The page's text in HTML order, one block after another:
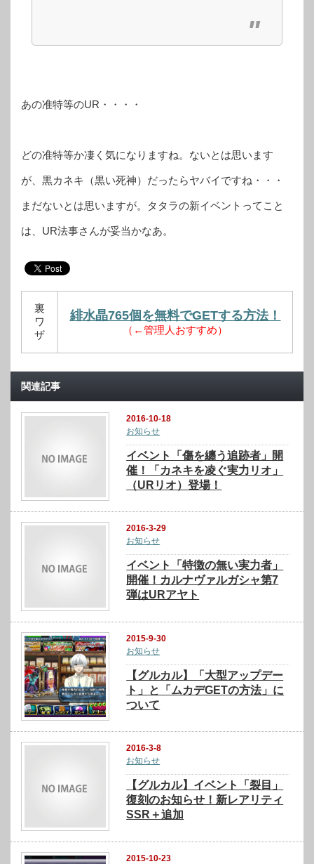
あの准特等のUR・・・・
どの准特等か凄く気になりますね。ないとは思います
が、黒カネキ（黒い死神）だったらヤバイですね・・・
まだないとは思いますが。タタラの新イベントってこと
は、UR法事さんが妥当かなあ。
裏
ワ
ザ
緋水晶765個を無料でGETする方法！
（←管理人おすすめ）
関連記事
2016-10-18
お知らせ
イベント「傷を纏う追跡者」開
催！「カネキを凌ぐ実力リオ」
（URリオ）登場！
2016-3-29
お知らせ
イベント「特徴の無い実力者」
開催！カルナヴァルガシャ第7
弾はURアヤト
2015-9-30
お知らせ
【グルカル】「大型アップデー
ト」と「ムカデGETの方法」に
ついて
2016-3-8
お知らせ
【グルカル】イベント「裂目」
復刻のお知らせ！新レアリティ
SSR＋追加
2015-10-23